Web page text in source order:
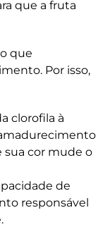
que a fruta
que
Por isso,
clorofila à
sua cor mude o
de
responsável